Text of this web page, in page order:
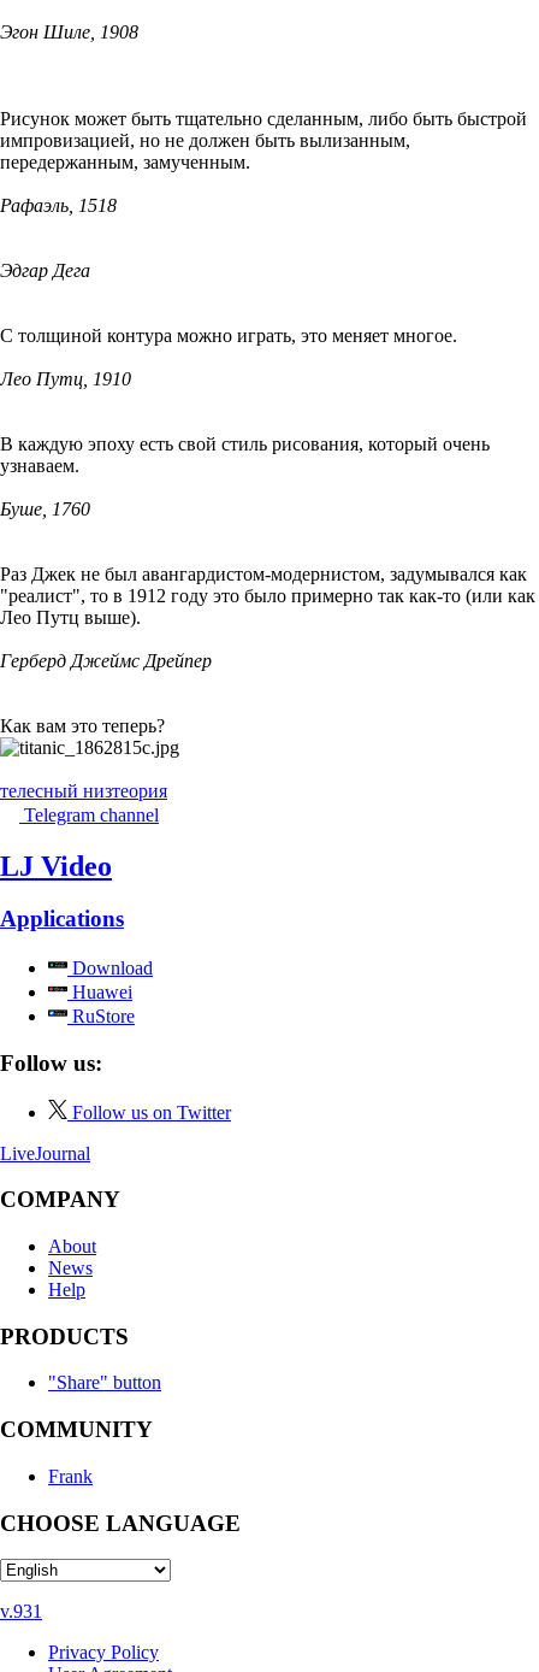
Эгон Шиле, 1908
Рисунок может быть тщательно сделанным, либо быть быстрой
импровизацией, но не должен быть вылизанным,
передержанным, замученным.
Рафаэль, 1518
Эдгар Дега
С толщиной контура можно играть, это меняет многое.
Лео Путц, 1910
В каждую эпоху есть свой стиль рисования, который очень
узнаваем.
Буше, 1760
Раз Джек не был авангардистом-модернистом, задумывался как
"реалист", то в 1912 году это было примерно так как-то (или как
Лео Путц выше).
Герберд Джеймс Дрейпер
Как вам это теперь?
телесный низтеория
Telegram channel
LJ Video
Applications
Download
Huawei
RuStore
Follow us:
Follow us on Twitter
LiveJournal
COMPANY
About
News
Help
PRODUCTS
"Share" button
COMMUNITY
Frank
CHOOSE LANGUAGE
v.931
Privacy Policy